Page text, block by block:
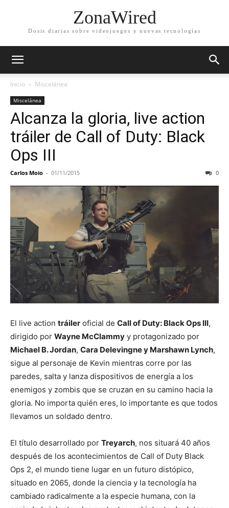
ZonaWired
Dosis diarias sobre videojuegos y nuevas tecnologías
Inicio Miscelánea
Miscelánea
Alcanza la gloria, live action
tráiler de Call of Duty: Black
Ops III
Carlos Moio - 01/11/2015 0
El live action tráiler oficial de Call of Duty: Black Ops III,
dirigido por Wayne McClammy y protagonizado por
Michael B. Jordan, Cara Delevingne y Marshawn Lynch,
sigue al personaje de Kevin mientras corre por las
paredes, salta y lanza dispositivos de energía a los
enemigos y zombis que se cruzan en su camino hacia la
gloria. No importa quién eres, lo importante es que todos
llevamos un soldado dentro.
El título desarrollado por Treyarch, nos situará 40 años
después de los acontecimientos de Call of Duty Black
Ops 2, el mundo tiene lugar en un futuro distópico,
situado en 2065, donde la ciencia y la tecnología ha
cambiado radicalmente a la especie humana, con la